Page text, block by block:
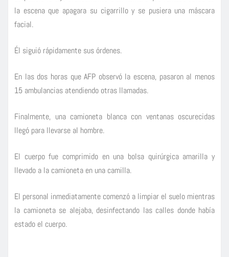
la escena que apagara su cigarrillo y se pusiera una máscara
facial.
Él siguió rápidamente sus órdenes.
En las dos horas que AFP observó la escena, pasaron al menos
15 ambulancias atendiendo otras llamadas.
Finalmente, una camioneta blanca con ventanas oscurecidas
llegó para llevarse al hombre.
El cuerpo fue comprimido en una bolsa quirúrgica amarilla y
llevado a la camioneta en una camilla.
El personal inmediatamente comenzó a limpiar el suelo mientras
la camioneta se alejaba, desinfectando las calles donde había
estado el cuerpo.